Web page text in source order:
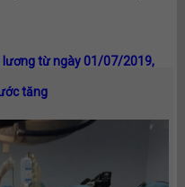
từ ngày 01/07/2019,
tăng